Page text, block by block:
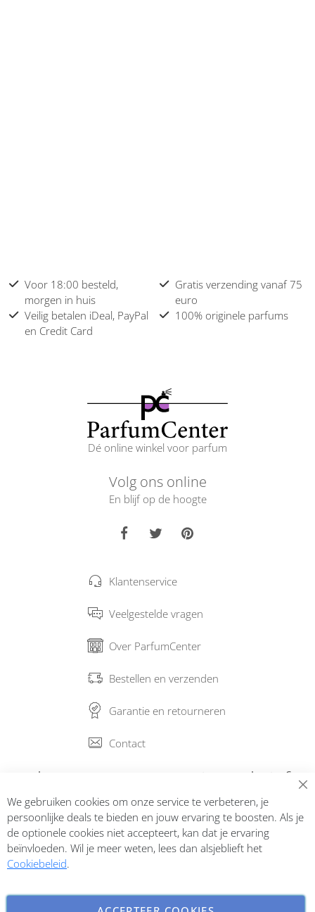
Voor 18:00 besteld,
morgen in huis
Gratis verzending vanaf 75
euro
Veilig betalen iDeal, PayPal
en Credit Card
100% originele parfums
Dé online winkel voor parfum
Volg ons online
En blijf op de hoogte
Klantenservice
Veelgestelde vragen
Over ParfumCenter
Bestellen en verzenden
Garantie en retourneren
Contact
Abonneer op onze nieuwsbrief
Inschrijven
We gebruiken cookies om onze service te verbeteren, je
persoonlijke deals te bieden en jouw ervaring te boosten. Als je
de optionele cookies niet accepteert, kan dat je ervaring
beïnvloeden. Wil je meer weten, lees dan alsjeblieft het
Cookiebeleid.